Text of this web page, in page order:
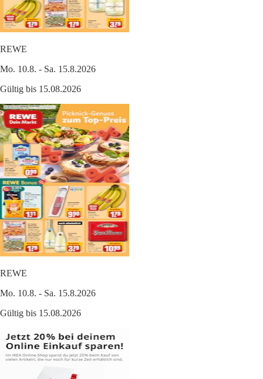
REWE
Mo. 10.8. - Sa. 15.8.2026
Gültig bis 15.08.2026
REWE
Mo. 10.8. - Sa. 15.8.2026
Gültig bis 15.08.2026